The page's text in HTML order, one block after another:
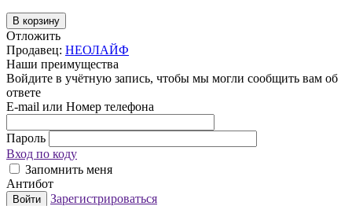
В корзину
Отложить
Продавец: НЕОЛАЙФ
Наши преимущества
Войдите в учётную запись, чтобы мы могли сообщить вам об
ответе
E-mail или Номер телефона
Пароль
Вход по коду
Запомнить меня
Антибот
Войти Зарегистрироваться